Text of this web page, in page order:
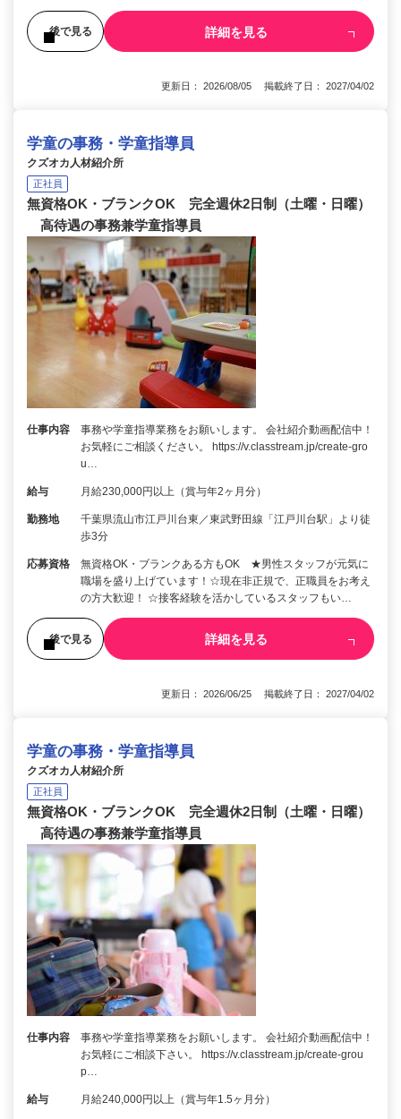
後で見る 詳細を見る
更新日： 2026/08/05 掲載終了日： 2027/04/02
学童の事務・学童指導員
クズオカ人材紹介所
正社員
無資格OK・ブランクOK 完全週休2日制（土曜・日曜）
高待遇の事務兼学童指導員
仕事内容
事務や学童指導業務をお願いします。 会社紹介動画配信中！
お気軽にご相談ください。 https://v.classtream.jp/create-gro
u…
給与 月給230,000円以上（賞与年2ヶ月分）
勤務地
千葉県流山市江戸川台東／東武野田線「江戸川台駅」より徒
歩3分
応募資格
無資格OK・ブランクある方もOK ★男性スタッフが元気に
職場を盛り上げています！☆現在非正規で、正職員をお考え
の方大歓迎！ ☆接客経験を活かしているスタッフもい…
後で見る 詳細を見る
更新日： 2026/06/25 掲載終了日： 2027/04/02
学童の事務・学童指導員
クズオカ人材紹介所
正社員
無資格OK・ブランクOK 完全週休2日制（土曜・日曜）
高待遇の事務兼学童指導員
仕事内容
事務や学童指導業務をお願いします。 会社紹介動画配信中！
お気軽にご相談下さい。 https://v.classtream.jp/create-grou
p…
給与 月給240,000円以上（賞与年1.5ヶ月分）